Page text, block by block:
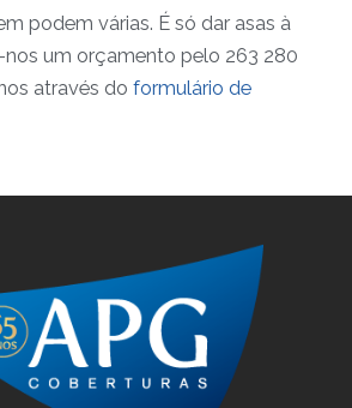
podem várias. É só dar asas à
um orçamento pelo 263 280
através do formulário de